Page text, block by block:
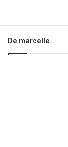
De marcelle